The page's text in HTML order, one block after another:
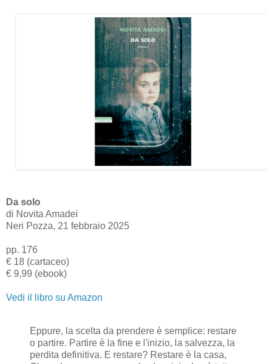
Da solo
di Novita Amadei
Neri Pozza, 21 febbraio 2025
pp. 176
€ 18 (cartaceo)
€ 9,99 (ebook)
Vedi il libro su Amazon
Eppure, la scelta da prendere è semplice: restare
o partire. Partire è la fine e l'inizio, la salvezza, la
perdita definitiva. E restare? Restare è la casa,